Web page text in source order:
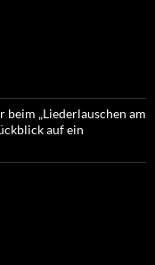
„Liederlauschen am
auf ein